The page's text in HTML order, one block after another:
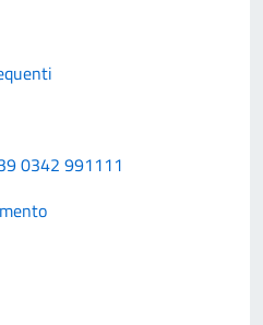
0342 991111